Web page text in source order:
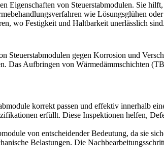
Eigenschaften von Steuerstabmodulen. Sie
wie Lösungsglühen
wo Festigkeit und Haltbarkeit unerlässlich sind.
Steuerstabmodulen gegen Korrosion und
Das Aufbringen von Wärmedämmschichten
korrekt passen und effektiv innerhalb
erfüllt. Diese Inspektionen helfen,
von entscheidender Bedeutung, da sie
Belastungen. Die